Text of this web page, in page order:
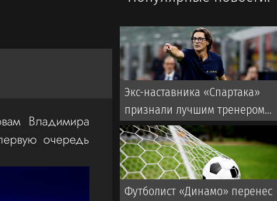
Владимира
очередь
Экс-наставника «Спартака»
признали лучшим тренером
месяца в Италии
Футболист «Динамо» перенес